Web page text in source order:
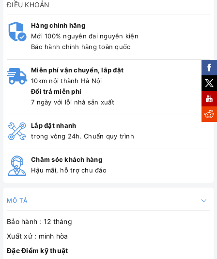
ĐIỀU KHOẢN
Hàng chính hãng
Mới 100% nguyên đai nguyên kiện
Bảo hành chính hãng toàn quốc
Miễn phí vận chuyển, lắp đặt
10km nội thành Hà Nội
Đổi trả miễn phí
7 ngày với lỗi nhà sản xuất
Lắp đặt nhanh
trong vòng 24h. Chuẩn quy trình
Chăm sóc khách hàng
Hậu mãi, hỗ trợ chu đáo
MÔ TẢ
Bảo hành : 12 tháng
Xuất xứ : minh hòa
Đặc Điểm kỹ thuật